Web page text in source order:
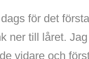
för det
ner till låret.
vidare och